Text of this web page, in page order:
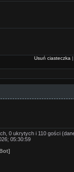
Usuń ciasteczka |
0 ukrytych i 110 gości
05:30:59